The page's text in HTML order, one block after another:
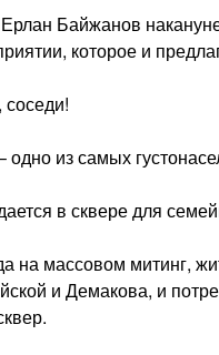
Байжанов
которое и
соседи!
из самых
в сквере для
на массовом митинг,
и Демакова, и